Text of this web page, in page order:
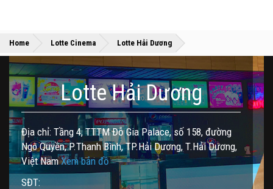
Home »
Lotte Cinema »
Lotte Hải Dương
Lotte Hải Dương
Địa chỉ: Tầng 4, TTTM Đỗ Gia Palace, số 158, đường
Ngô Quyền, P.Thanh Bình, TP.Hải Dương, T.Hải Dương,
Việt NamXem bản đồ
SĐT: